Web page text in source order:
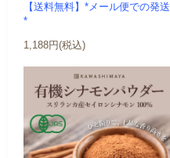
【送料無料】*メール便での発送
*
1,188円(税込)